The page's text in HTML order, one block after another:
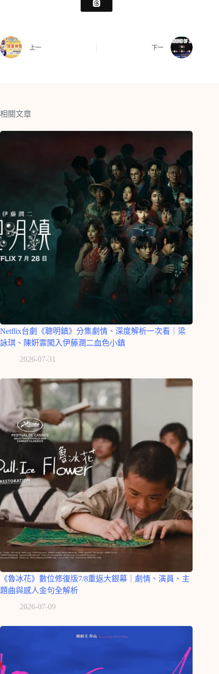
上一 下一
相關文章
Netflix台劇《聰明鎮》分集劇情、深度解析一次看｜梁
詠琪、陳姸霏闖入伊藤潤二血色小鎮
2026-07-31
《魯冰花》數位修復版7/8重返大銀幕｜劇情、演員、主
題曲與感人金句全解析
2026-07-09